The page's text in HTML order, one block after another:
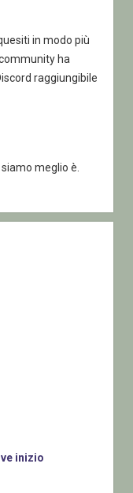
in modo più
ha
raggiungibile
meglio è.
inizio